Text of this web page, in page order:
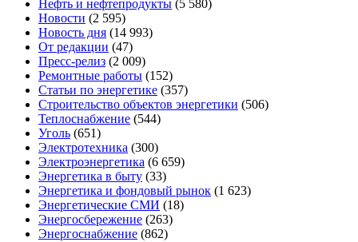
Нефть и нефтепродукты (5 580)
Новости (2 595)
Новость дня (14 993)
От редакции (47)
Пресс-релиз (2 009)
Ремонтные работы (152)
Статьи по энергетике (357)
Строительство объектов энергетики (506)
Теплоснабжение (544)
Уголь (651)
Электротехника (300)
Электроэнергетика (6 659)
Энергетика в быту (33)
Энергетика и фондовый рынок (1 623)
Энергетические СМИ (18)
Энергосбережение (263)
Энергоснабжение (862)